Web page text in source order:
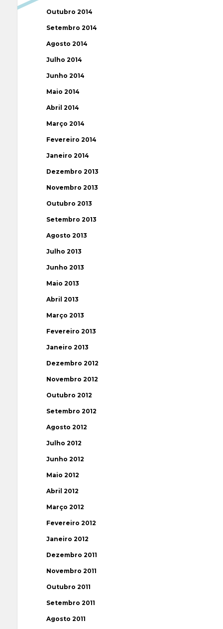
Outubro 2014
Setembro 2014
Agosto 2014
Julho 2014
Junho 2014
Maio 2014
Abril 2014
Março 2014
Fevereiro 2014
Janeiro 2014
Dezembro 2013
Novembro 2013
Outubro 2013
Setembro 2013
Agosto 2013
Julho 2013
Junho 2013
Maio 2013
Abril 2013
Março 2013
Fevereiro 2013
Janeiro 2013
Dezembro 2012
Novembro 2012
Outubro 2012
Setembro 2012
Agosto 2012
Julho 2012
Junho 2012
Maio 2012
Abril 2012
Março 2012
Fevereiro 2012
Janeiro 2012
Dezembro 2011
Novembro 2011
Outubro 2011
Setembro 2011
Agosto 2011